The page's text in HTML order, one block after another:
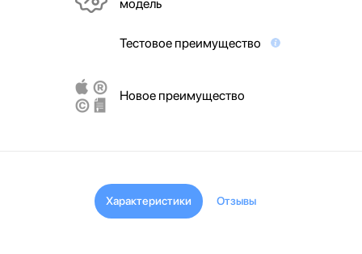
модель
Тестовое преимущество
Новое преимущество
Характеристики Отзывы